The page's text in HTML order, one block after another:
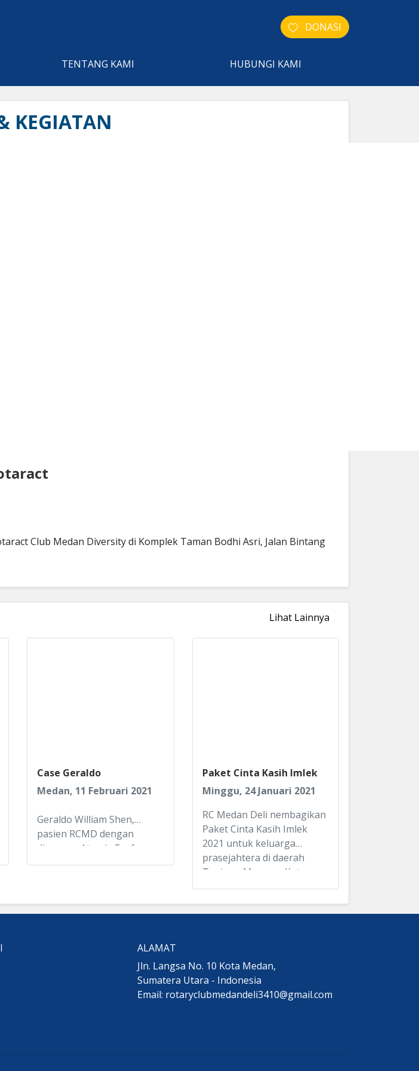
DONASI
TENTANG KAMI HUBUNGI KAMI
KEGIATAN
Club Medan Diversity di Kom­plek Taman Bodhi Asri, Jalan Bin­tang
Lihat Lainnya
Case Geraldo
Medan, 11 Februari 2021
Geraldo William Shen,
pasien RCMD dengan
diagnosa Atresia Esofagus,
yang menjalani pengobatan
Indonesia pada tanggal 5
tanggal 11 Februari 2021.
Terima kasih kami ucapkan
atas bantuan para donatur
Paket Cinta Kasih Imlek
Minggu, 24 Januari 2021
RC Medan Deli nembagikan
Paket Cinta Kasih Imlek
2021 untuk keluarga
prasejahtera di daerah
Tanjung Morawa, Kota
Galang, Pantai
Labu,Beringin, Ujung
Rambung, dan Pantai
,dan minyak.
Terima Kasih kepada
seluruh donatur mulia dan
ALAMAT
Jln. Langsa No. 10 Kota Medan,
Sumatera Utara - Indonesia
Email: rotaryclubmedandeli3410@gmail.com